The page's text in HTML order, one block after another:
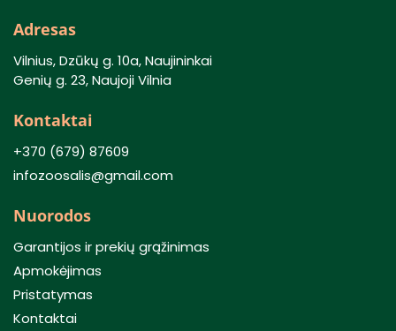
Adresas
Vilnius, Dzūkų g. 10a, Naujininkai
Genių g. 23, Naujoji Vilnia
Kontaktai
+370 (679) 87609
infozoosalis@gmail.com
Nuorodos
Garantijos ir prekių grąžinimas
Apmokėjimas
Pristatymas
Kontaktai